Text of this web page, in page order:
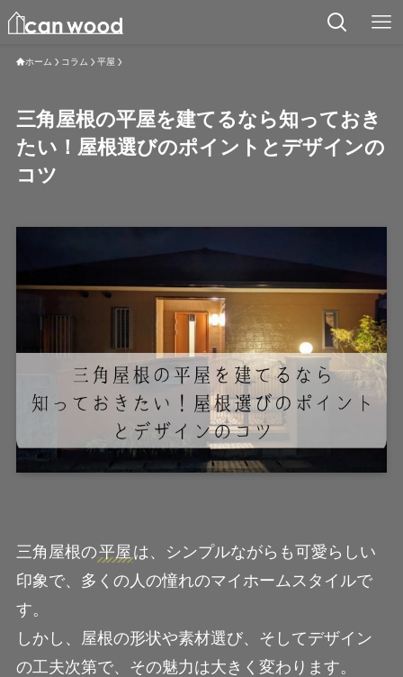
ホーム コラム 平屋
三角屋根の平屋を建てるなら知っておき
たい！屋根選びのポイントとデザインの
コツ
三角屋根の平屋 は、シンプルながらも可愛らしい
印象で、多くの人の憧れのマイホームスタイルで
す。
しかし、屋根の形状や素材選び、そしてデザイン
の工夫次第で、その魅力は大きく変わります。